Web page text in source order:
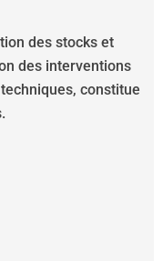
des stocks et
des interventions
constitue